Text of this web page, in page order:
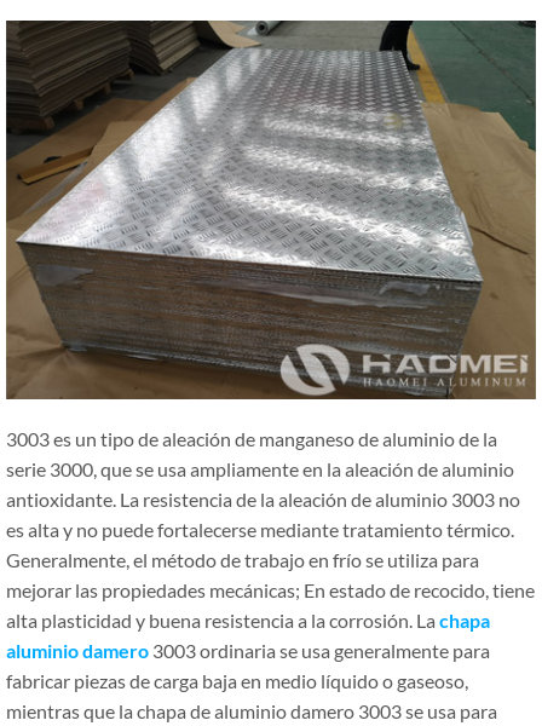
3003 es un tipo de aleación de manganeso de aluminio de la
serie 3000, que se usa ampliamente en la aleación de aluminio
antioxidante. La resistencia de la aleación de aluminio 3003 no
es alta y no puede fortalecerse mediante tratamiento térmico.
Generalmente, el método de trabajo en frío se utiliza para
mejorar las propiedades mecánicas; En estado de recocido, tiene
alta plasticidad y buena resistencia a la corrosión. La chapa
aluminio damero 3003 ordinaria se usa generalmente para
fabricar piezas de carga baja en medio líquido o gaseoso,
mientras que la chapa de aluminio damero 3003 se usa para